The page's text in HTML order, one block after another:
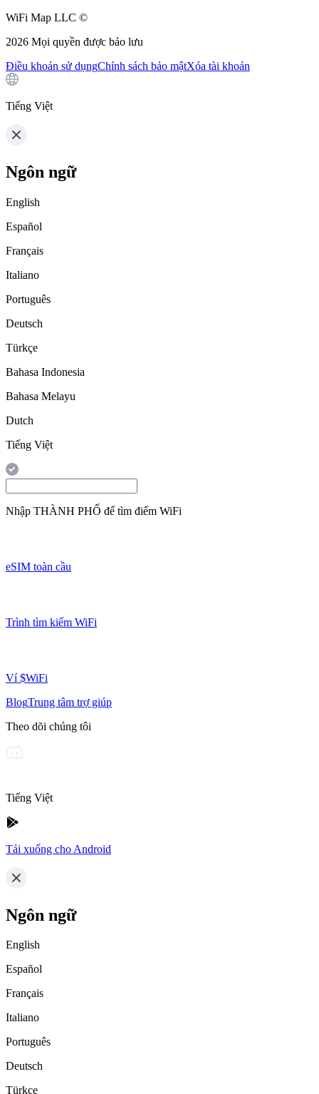
WiFi Map LLC ©
2026 Mọi quyền được bảo lưu
Điều khoản sử dụngChính sách bảo mậtXóa tài khoản
Tiếng Việt
Ngôn ngữ
English
Español
Français
Italiano
Português
Deutsch
Türkçe
Bahasa Indonesia
Bahasa Melayu
Dutch
Tiếng Việt
Nhập THÀNH PHỐ để tìm điểm WiFi
eSIM toàn cầu
Trình tìm kiếm WiFi
Ví $WiFi
BlogTrung tâm trợ giúp
Theo dõi chúng tôi
Tiếng Việt
Tải xuống cho Android
Ngôn ngữ
English
Español
Français
Italiano
Português
Deutsch
Türkçe